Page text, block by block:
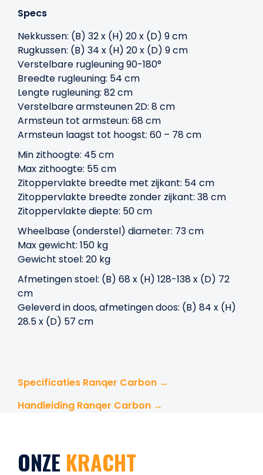
Specs
Nekkussen: (B) 32 x (H) 20 x (D) 9 cm
Rugkussen: (B) 34 x (H) 20 x (D) 9 cm
Verstelbare rugleuning 90-180°
Breedte rugleuning: 54 cm
Lengte rugleuning: 82 cm
Verstelbare armsteunen 2D: 8 cm
Armsteun tot armsteun: 68 cm
Armsteun laagst tot hoogst: 60 – 78 cm
Min zithoogte: 45 cm
Max zithoogte: 55 cm
Zitoppervlakte breedte met zijkant: 54 cm
Zitoppervlakte breedte zonder zijkant: 38 cm
Zitoppervlakte diepte: 50 cm
Wheelbase (onderstel) diameter: 73 cm
Max gewicht: 150 kg
Gewicht stoel: 20 kg
Afmetingen stoel: (B) 68 x (H) 128-138 x (D) 72
cm
Geleverd in doos, afmetingen doos: (B) 84 x (H)
28.5 x (D) 57 cm
Specificaties Ranqer Carbon →
Handleiding Ranqer Carbon →
ONZE KRACHT